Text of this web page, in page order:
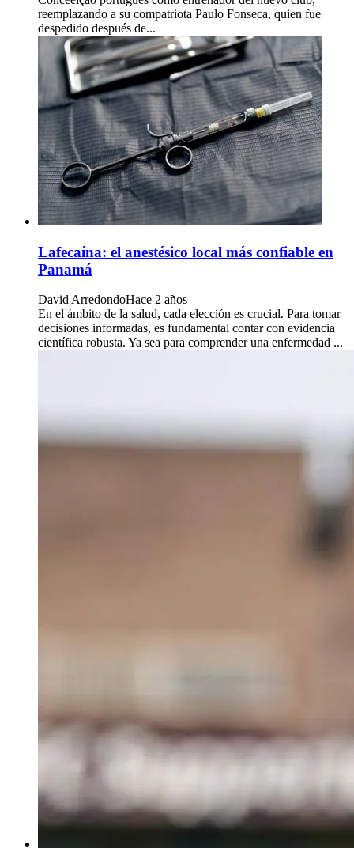
reemplazando a su compatriota Paulo Fonseca, quien fue
despedido después de...
Lafecaína: el anestésico local más confiable en
Panamá
David ArredondoHace 2 años
En el ámbito de la salud, cada elección es crucial. Para tomar
decisiones informadas, es fundamental contar con evidencia
científica robusta. Ya sea para comprender una enfermedad ...